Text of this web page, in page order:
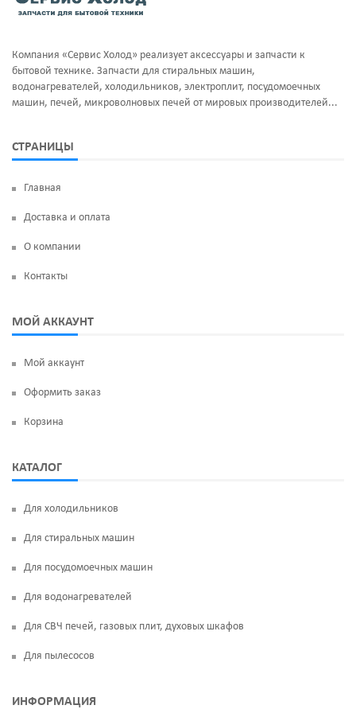
Тэны и нагреватели
Фильтра клапан шредора
Ручка люка
Суппорт и фланцы барабана
Термодатчики
УБЛ
Манжеты люка
Компания «Сервис Холод» реализует аксессуары и запчасти к
бытовой технике. Запчасти для стиральных машин,
водонагревателей, холодильников, электроплит, посудомоечных
машин, печей, микроволновых печей от мировых производителей...
СТРАНИЦЫ
Главная
Доставка и оплата
О компании
Контакты
МОЙ АККАУНТ
Мой аккаунт
Оформить заказ
Корзина
КАТАЛОГ
Для холодильников
Для стиральных машин
Для посудомоечных машин
Для водонагревателей
Для СВЧ печей, газовых плит, духовых шкафов
Для пылесосов
ИНФОРМАЦИЯ